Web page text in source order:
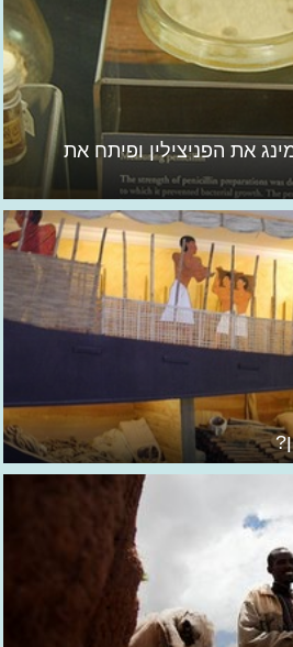
את הפניצילין ופיתח את